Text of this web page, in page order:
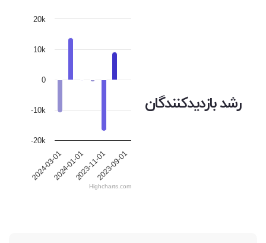
رشد بازدیدکنندگان
2024-03-012024-01-012023-11-012023-09-01
-20k
-10k
0
10k
20k
Highcharts.com